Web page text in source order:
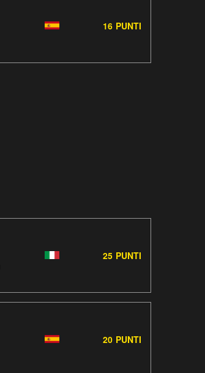
16 PUNTI
25 PUNTI
20 PUNTI